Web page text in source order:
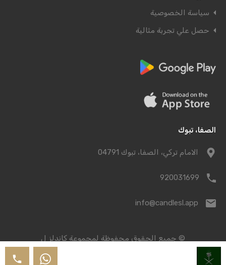
سياسة الخصوصية
حصل علي تجربة مثالية
الصفا، تبوك
الامام تركي، الصفا، تبوك 04791
920031699
info@candlesl.app
© جميع الحقوق محفوظة لمجموعة كاندلز ل